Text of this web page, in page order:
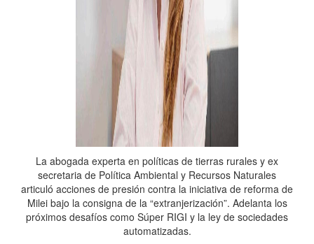
La abogada experta en políticas de tierras rurales y ex
secretaria de Política Ambiental y Recursos Naturales
articuló acciones de presión contra la iniciativa de reforma de
Milei bajo la consigna de la “extranjerización”. Adelanta los
próximos desafíos como Súper RIGI y la ley de sociedades
automatizadas.